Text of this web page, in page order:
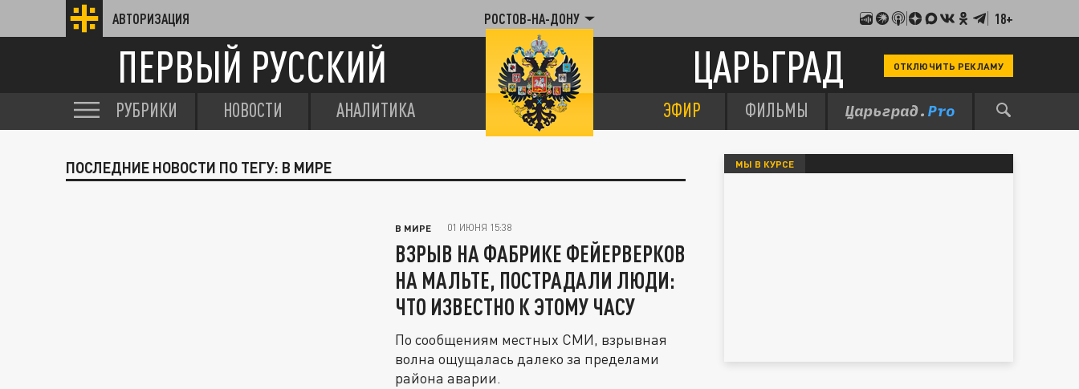
АВТОРИЗАЦИЯ РОСТОВ-НА-ДОНУ 18+
ПЕРВЫЙ РУССКИЙ ЦАРЬГРАД ОТКЛЮЧИТЬ РЕКЛАМУ
РУБРИКИ НОВОСТИ АНАЛИТИКА ЭФИР ФИЛЬМЫ
ПОСЛЕДНИЕ НОВОСТИ ПО ТЕГУ: В МИРЕ
В МИРЕ 01 ИЮНЯ 15:38
ВЗРЫВ НА ФАБРИКЕ ФЕЙЕРВЕРКОВ
НА МАЛЬТЕ, ПОСТРАДАЛИ ЛЮДИ:
ЧТО ИЗВЕСТНО К ЭТОМУ ЧАСУ
По сообщениям местных СМИ, взрывная
волна ощущалась далеко за пределами
района аварии.
МЫ В КУРСЕ